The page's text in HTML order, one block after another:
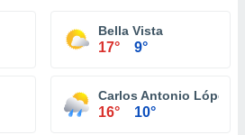
Bella Vista
17° 9°
Carlos Antonio López
16° 10°